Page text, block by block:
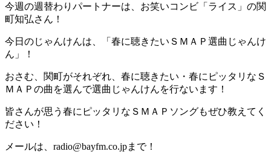
今週の週替わりパートナーは、お笑いコンビ「ライス」の関
町知弘さん！
今日のじゃんけんは、「春に聴きたいＳＭＡＰ選曲じゃんけ
ん」！
おさむ、関町がそれぞれ、春に聴きたい・春にピッタリなＳ
ＭＡＰの曲を選んで選曲じゃんけんを行ないます！
皆さんが思う春にピッタリなＳＭＡＰソングもぜひ教えてく
ださい！
メールは、radio@bayfm.co.jpまで！